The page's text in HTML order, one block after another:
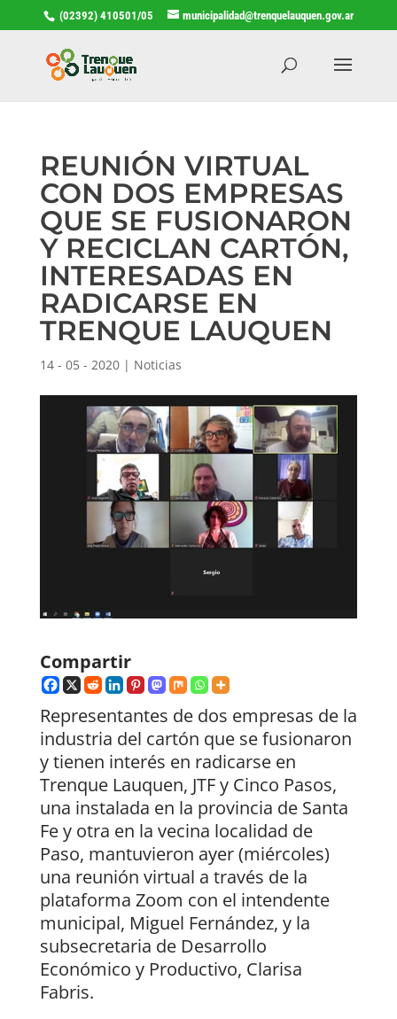
(02392) 410501/05 municipalidad@trenquelauquen.gov.ar
REUNIÓN VIRTUAL
CON DOS EMPRESAS
QUE SE FUSIONARON
Y RECICLAN CARTÓN,
INTERESADAS EN
RADICARSE EN
TRENQUE LAUQUEN
14 - 05 - 2020| Noticias
Compartir
Representantes de dos empresas de la
industria del cartón que se fusionaron
y tienen interés en radicarse en
Trenque Lauquen, JTF y Cinco Pasos,
una instalada en la provincia de Santa
Fe y otra en la vecina localidad de
Paso, mantuvieron ayer (miércoles)
una reunión virtual a través de la
plataforma Zoom con el intendente
municipal, Miguel Fernández, y la
subsecretaria de Desarrollo
Económico y Productivo, Clarisa
Fabris.